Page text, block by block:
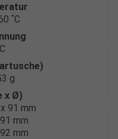
˚C
g
x Ø)
91 mm
mm
mm